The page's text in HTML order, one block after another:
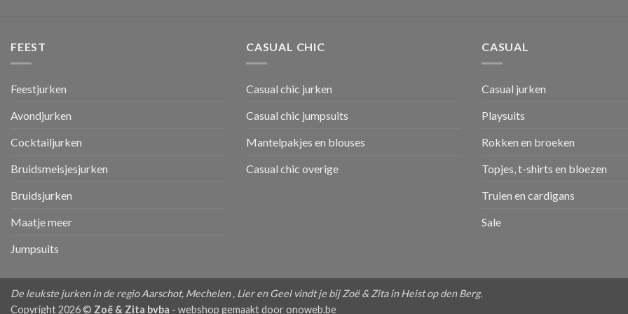
FEEST
Feestjurken
Avondjurken
Cocktailjurken
Bruidsmeisjesjurken
Bruidsjurken
Maatje meer
Jumpsuits
CASUAL CHIC
Casual chic jurken
Casual chic jumpsuits
Mantelpakjes en blouses
Casual chic overige
CASUAL
Casual jurken
Playsuits
Rokken en broeken
Topjes, t-shirts en bloezen
Truien en cardigans
Sale
De leukste jurken in de regio Aarschot, Mechelen , Lier en Geel vindt je bij Zoë & Zita in Heist op den Berg.
Copyright 2026 © Zoë & Zita bvba - webshop gemaakt door onoweb.be